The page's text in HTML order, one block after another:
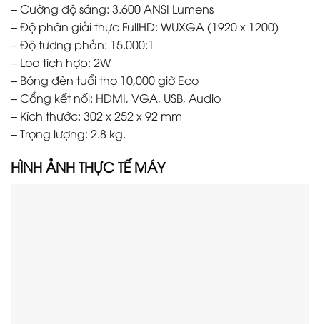
– Cường độ sáng: 3.600 ANSI Lumens
– Độ phân giải thực FullHD: WUXGA (1920 x 1200)
– Độ tương phản: 15.000:1
– Loa tích hợp: 2W
– Bóng đèn tuổi thọ 10,000 giờ Eco
– Cổng kết nối: HDMI, VGA, USB, Audio
– Kích thước: 302‎ x 252 x 92 mm
– Trọng lượng: 2.8 kg.
HÌNH ẢNH THỰC TẾ MÁY